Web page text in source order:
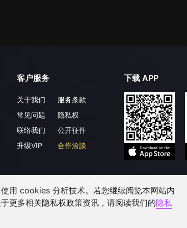
客户服务
关于我们
常见问题
联络我们
升级VIP
服务条款
隐私权
公开征件
合作洽談
下载 APP
用 cookies 分析技术。若您继续阅览本网站内
更多相关隐私权政策资讯，请阅读我们的隐私